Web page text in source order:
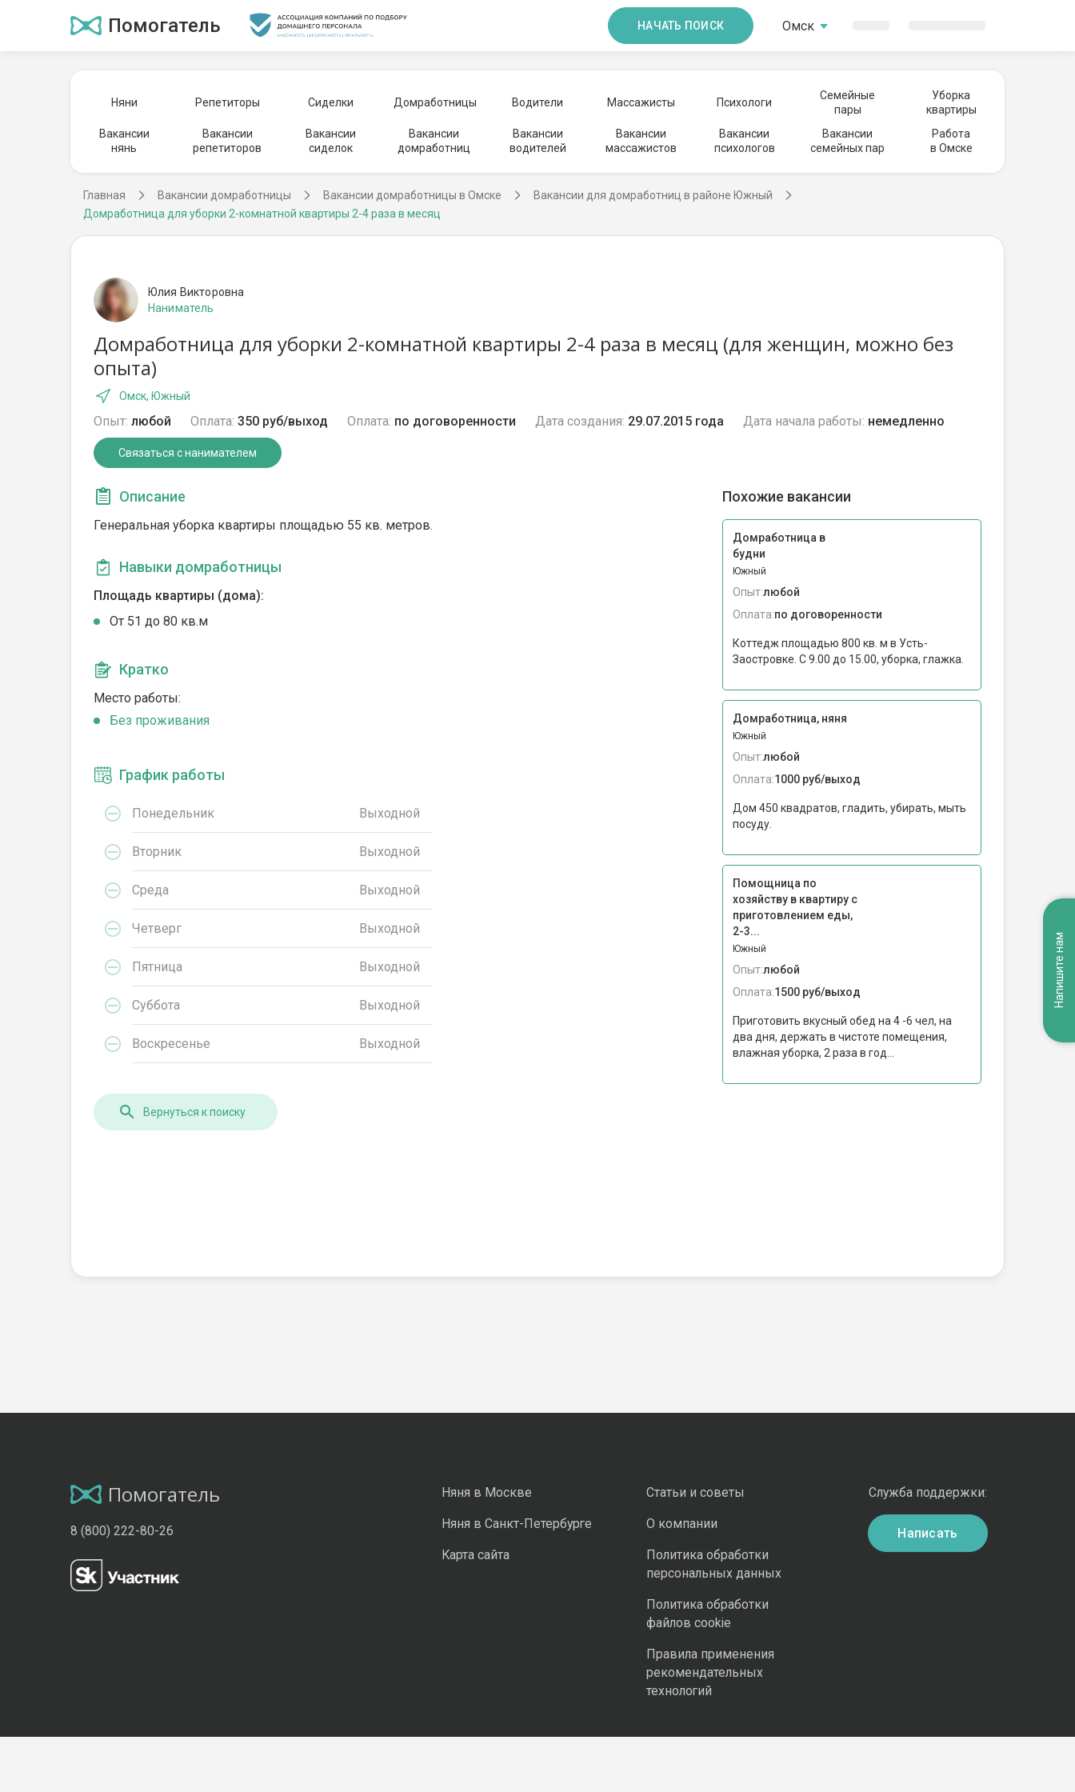
Помогатель НАЧАТЬ ПОИСК Омск
Няни Репетиторы Сиделки Домработницы Водители Массажисты Психологи
Семейные
пары
Уборка
квартиры
Вакансии
нянь
Вакансии
репетиторов
Вакансии
сиделок
Вакансии
домработниц
Вакансии
водителей
Вакансии
массажистов
Вакансии
психологов
Вакансии
семейных пар
Работа
в Омске
Главная Вакансии домработницы Вакансии домработницы в Омске
Вакансии для домработниц в районе Южный
Домработница для уборки 2-комнатной квартиры 2-4 раза в месяц
Юлия Викторовна
Наниматель
Домработница для уборки 2-комнатной квартиры 2-4 раза в месяц (для женщин, можно без
опыта)
Омск, Южный
Опыт: любой Оплата: 350 руб/выход Оплата: по договоренности Дата создания: 29.07.2015 года Дата начала работы: немедленно
Связаться с нанимателем
Описание
Генеральная уборка квартиры площадью 55 кв. метров.
Навыки домработницы
Площадь квартиры (дома):
От 51 до 80 кв.м
Кратко
Место работы:
Без проживания
График работы
Понедельник Выходной
Вторник Выходной
Среда Выходной
Четверг Выходной
Пятница Выходной
Суббота Выходной
Воскресенье Выходной
Похожие вакансии
Домработница в
будни
Южный
Опыт:любой
Оплата:по договоренности
Коттедж площадью 800 кв. м в Усть-
Заостровке. С 9.00 до 15.00, уборка, глажка.
Домработница, няня
Южный
Опыт:любой
Оплата:1000 руб/выход
Дом 450 квадратов, гладить, убирать, мыть
посуду.
Помощница по
хозяйству в квартиру с
приготовлением еды,
2-3...
Южный
Опыт:любой
Оплата:1500 руб/выход
Приготовить вкусный обед на 4 -6 чел, на
два дня, держать в чистоте помещения,
влажная уборка, 2 раза в год...
Вернуться к поиску
Помогатель
8 (800) 222-80-26
Няня в Москве
Няня в Санкт-Петербурге
Карта сайта
Статьи и советы
О компании
Политика обработки
персональных данных
Политика обработки
файлов cookie
Правила применения
рекомендательных
технологий
Служба поддержки:
Написать
Напишите нам